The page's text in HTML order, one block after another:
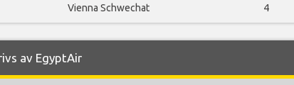
Vienna Schwechat 4
av EgyptAir